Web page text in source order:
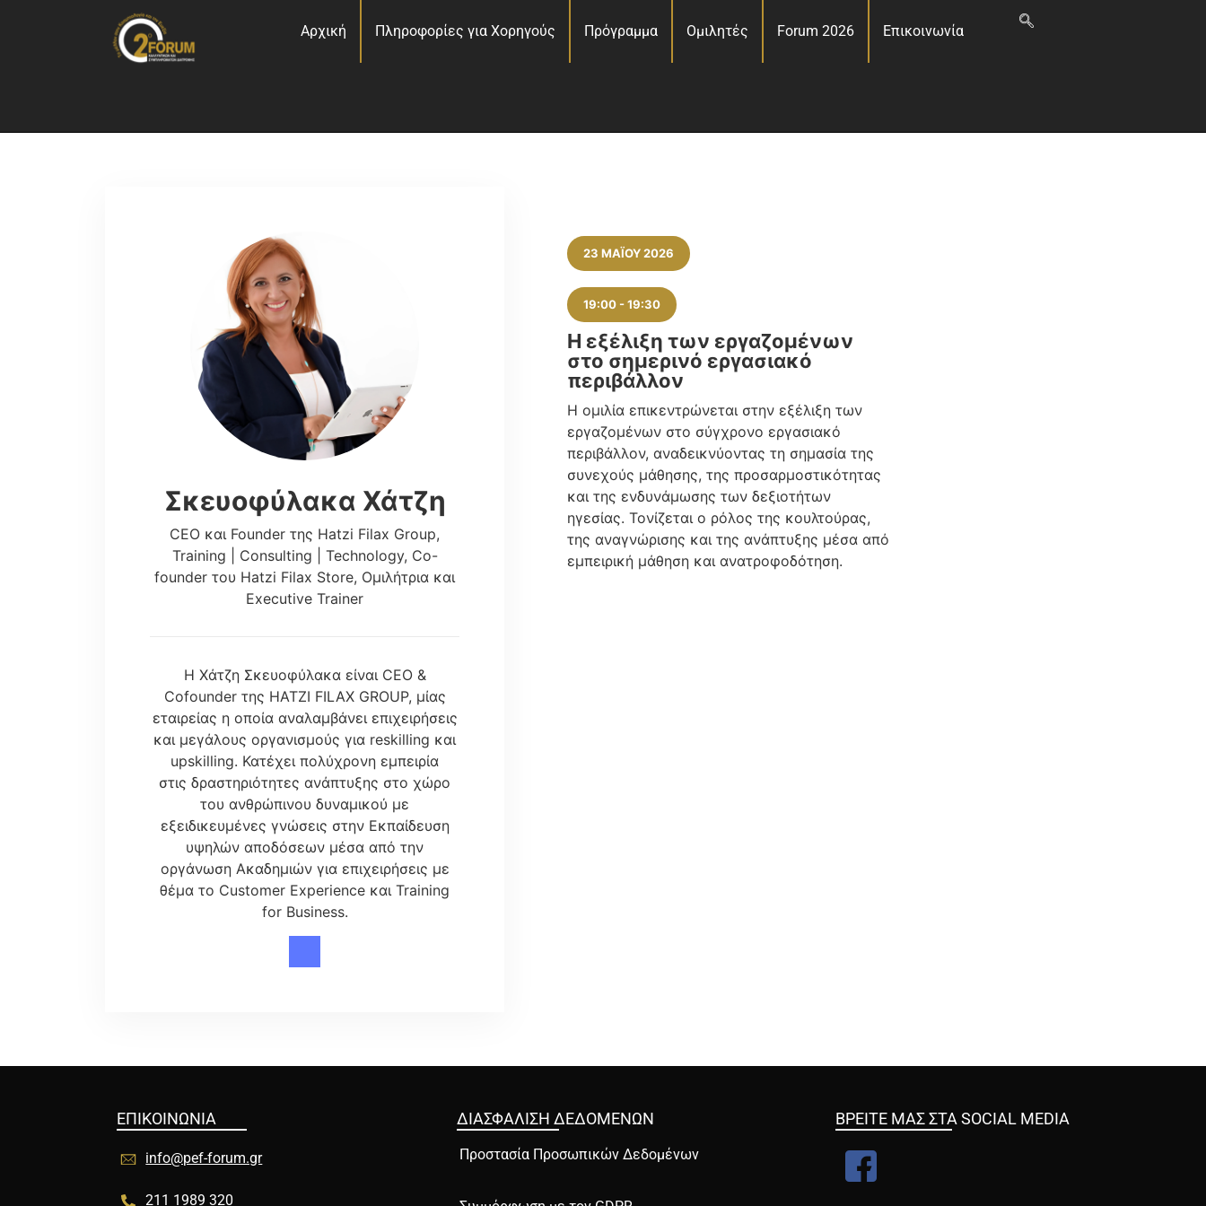
Αρχική Πληροφορίες για Χορηγούς Πρόγραμμα Ομιλητές Forum 2026 Επικοινωνία
Σκευοφύλακα Χάτζη
CEO και Founder της Hatzi Filax Group,
Training | Consulting | Technology, Co-
founder του Hatzi Filax Store, Ομιλήτρια και
Executive Trainer
H Χάτζη Σκευοφύλακα είναι CEO &
Cofounder της HATZI FILAX GROUP, μίας
εταιρείας η οποία αναλαμβάνει επιχειρήσεις
και μεγάλους οργανισμούς για reskilling και
upskilling. Κατέχει πολύχρονη εμπειρία
στις δραστηριότητες ανάπτυξης στο χώρο
του ανθρώπινου δυναμικού με
εξειδικευμένες γνώσεις στην Εκπαίδευση
υψηλών αποδόσεων μέσα από την
οργάνωση Ακαδημιών για επιχειρήσεις με
θέμα το Customer Experience και Training
for Business.
23 ΜΑΪ́ΟΥ 2026
19:00 -19:30
Η εξέλιξη των εργαζομένων
στο σημερινό εργασιακό
περιβάλλον
Η ομιλία επικεντρώνεται στην εξέλιξη των
εργαζομένων στο σύγχρονο εργασιακό
περιβάλλον, αναδεικνύοντας τη σημασία της
συνεχούς μάθησης, της προσαρμοστικότητας
και της ενδυνάμωσης των δεξιοτήτων
ηγεσίας. Τονίζεται ο ρόλος της κουλτούρας,
της αναγνώρισης και της ανάπτυξης μέσα από
εμπειρική μάθηση και ανατροφοδότηση.
ΕΠΙΚΟΙΝΩΝΙΑ
info@pef-forum.gr
211 1989 320
ΔΙΑΣΦΑΛΙΣΗ ΔΕΔΟΜΕΝΩΝ
Προστασία Προσωπικών Δεδομένων
ΒΡΕΙΤΕ ΜΑΣ ΣΤΑ SOCIAL MEDIA